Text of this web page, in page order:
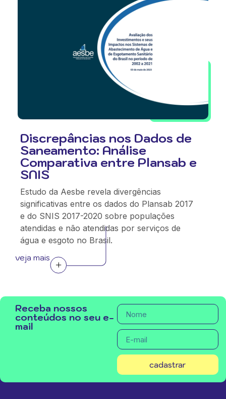
Discrepâncias nos Dados de
Saneamento: Análise
Comparativa entre Plansab e
SNIS
Estudo da Aesbe revela divergências
significativas entre os dados do Plansab 2017
e do SNIS 2017-2020 sobre populações
atendidas e não atendidas por serviços de
água e esgoto no Brasil.
veja mais
Receba nossos
conteúdos no seu e-
mail
cadastrar